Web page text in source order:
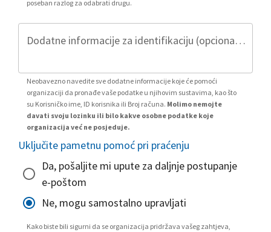
poseban razlog za odabrati drugu.
Dodatne informacije za identifikaciju (opcionalno)
Neobavezno navedite sve dodatne informacije koje će pomoći
organizaciji da pronađe vaše podatke u njihovim sustavima, kao što
su Korisničko ime, ID korisnika ili Broj računa. Molimo nemojte
davati svoju lozinku ili bilo kakve osobne podatke koje
organizacija već ne posjeduje.
Uključite pametnu pomoć pri praćenju
Da, pošaljite mi upute za daljnje postupanje
e-poštom
Ne, mogu samostalno upravljati
Kako biste bili sigurni da se organizacija pridržava vašeg zahtjeva,